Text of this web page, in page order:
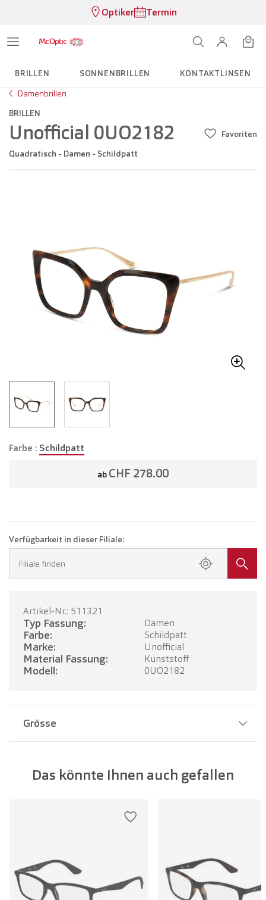
Optiker Termin
BRILLEN SONNENBRILLEN
KONTAKTLINSEN
Damenbrillen
BRILLEN
Unofficial 0UO2182
Quadratisch - Damen - Schildpatt
Favoriten
Farbe : Schildpatt
ab CHF 278.00
Verfügbarkeit in dieser Filiale:
Filiale finden
Artikel-Nr.: 511321
Typ Fassung: Damen
Farbe: Schildpatt
Marke: Unofficial
Material Fassung: Kunststoff
Modell: 0UO2182
Grösse
Glasbreite: 52 mm
Das könnte Ihnen auch gefallen